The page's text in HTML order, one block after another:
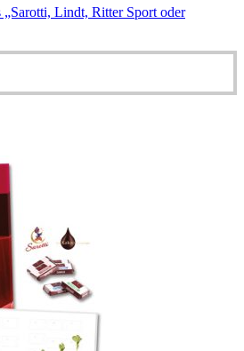
Lindt, Ritter Sport oder